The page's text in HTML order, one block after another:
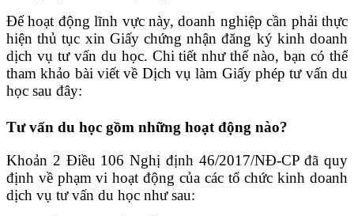
Để hoạt động lĩnh vực này, doanh nghiệp cần phải thực
hiện thủ tục xin Giấy chứng nhận đăng ký kinh doanh
dịch vụ tư vấn du học. Chi tiết như thế nào, bạn có thể
tham khảo bài viết về Dịch vụ làm Giấy phép tư vấn du
học sau đây:
Tư vấn du học gồm những hoạt động nào?
Khoản 2 Điều 106 Nghị định 46/2017/NĐ-CP đã quy
định về phạm vi hoạt động của các tổ chức kinh doanh
dịch vụ tư vấn du học như sau: